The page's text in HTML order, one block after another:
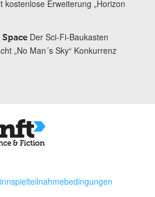
kostenlose Erweiterung „Horizon
Der Sci-Fi-Baukasten
„No Man´s Sky“ Konkurrenz